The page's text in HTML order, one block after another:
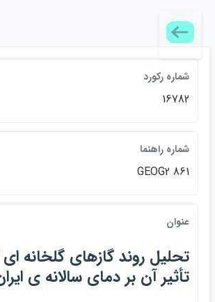
شماره ركورد
16782
شماره راهنما
GEOG2 861
عنوان
تحليل روند گازهاي گلخانه
تأثير آن بر دماي سالانه ي